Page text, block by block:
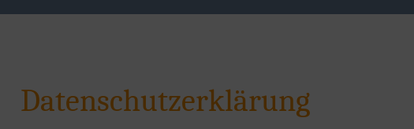
Datenschutzerklärung